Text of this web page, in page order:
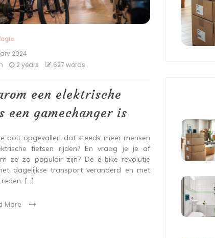
2024
2 years 627 words
een elektrische
een gamechanger is
ooit opgevallen dat steeds meer mensen
fietsen rijden? En vraag je je af
ze zo populair zijn? De e-bike revolutie
dagelijkse transport veranderd en met
[…]
More